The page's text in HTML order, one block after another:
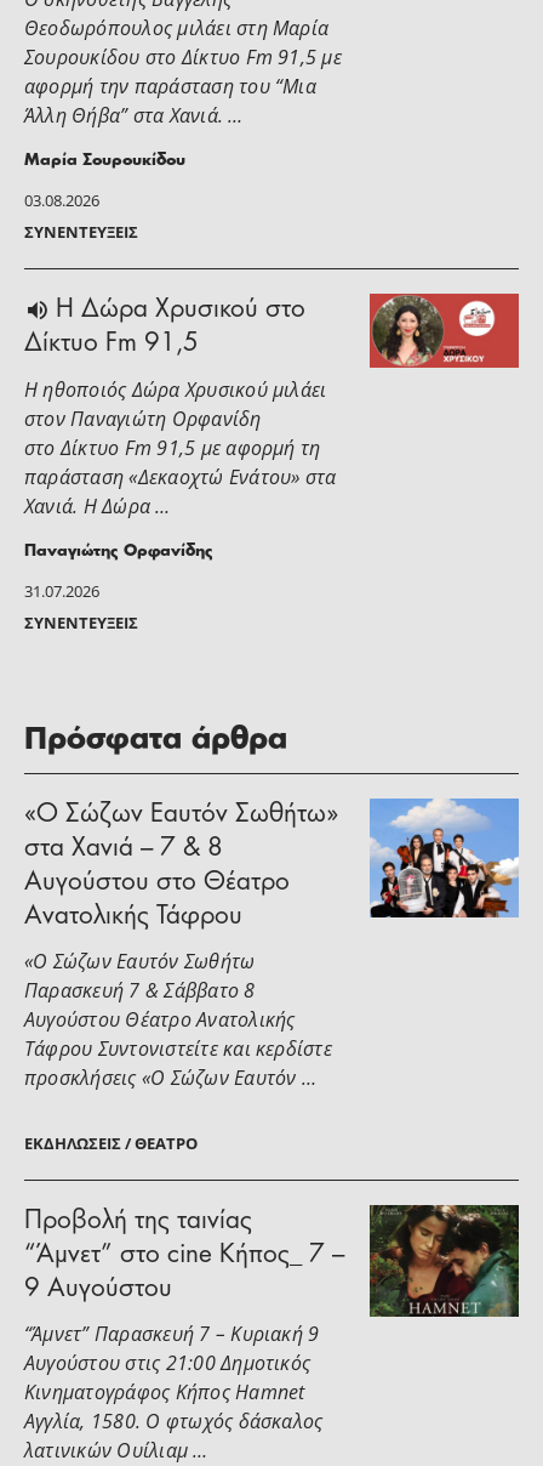
03.08.2026
ΣΥΝΕΝΤΕΎΞΕΙΣ
Θεοδωρόπουλος μιλάει στη Μαρία
Σουρουκίδου στο Δίκτυο Fm 91,5 με
αφορμή την παράσταση του “Μια
Άλλη Θήβα” στα Χανιά. …
Μαρία Σουρουκίδου
31.07.2026
ΣΥΝΕΝΤΕΎΞΕΙΣ
H Δώρα Χρυσικού στο
Δίκτυο Fm 91,5
Η ηθοποιός Δώρα Χρυσικού μιλάει
στoν Παναγιώτη Ορφανίδη
στο Δίκτυο Fm 91,5 με αφορμή τη
παράσταση «Δεκαοχτώ Ενάτου» στα
Χανιά. Η Δώρα …
Παναγιώτης Ορφανίδης
Πρόσφατα άρθρα
ΕΚΔΗΛΏΣΕΙΣ / ΘΈΑΤΡΟ
«Ο Σώζων Εαυτόν Σωθήτω»
στα Χανιά – 7 & 8
Αυγούστου στο Θέατρο
Ανατολικής Τάφρου
«Ο Σώζων Εαυτόν Σωθήτω
Παρασκευή 7 & Σάββατο 8
Αυγούστου Θέατρο Ανατολικής
Τάφρου Συντονιστείτε και κερδίστε
προσκλήσεις «Ο Σώζων Εαυτόν …
Προβολή της ταινίας
“Άμνετ” στο cine Κήπος_ 7 –
9 Αυγούστου
“Άμνετ” Παρασκευή 7 – Κυριακή 9
Αυγούστου στις 21:00 Δημοτικός
Κινηματογράφος Κήπος Hamnet
Αγγλία, 1580. Ο φτωχός δάσκαλος
λατινικών Ουίλιαμ …